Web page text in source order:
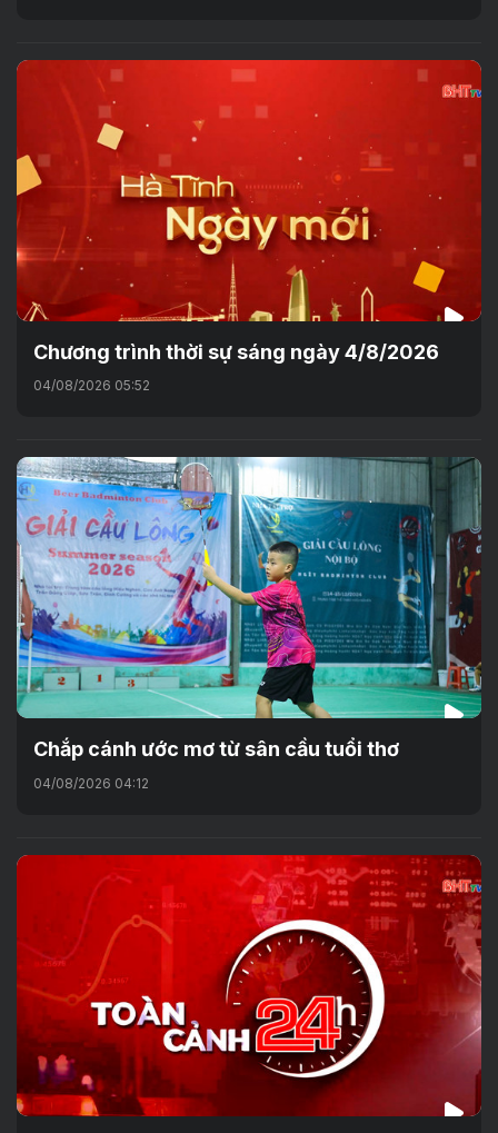
Chương trình thời sự sáng ngày 4/8/2026
04/08/2026 05:52
Chắp cánh ước mơ từ sân cầu tuổi thơ
04/08/2026 04:12